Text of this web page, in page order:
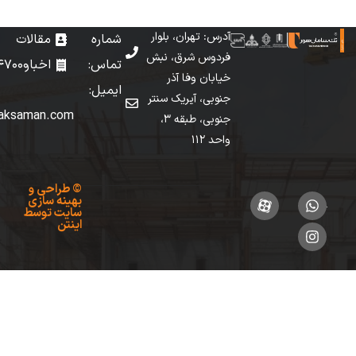
آدرس: تهران، بلوار
فردوس شرق، نبش
خیابان وفا آذر
جنوبی، آیریک سنتر
جنوبی، طبقه 3،
شماره
تماس: 02149147000
ایمیل:
info[at]taksaman.com
مقالات
اخبار
و
بهینه سازی
توسط